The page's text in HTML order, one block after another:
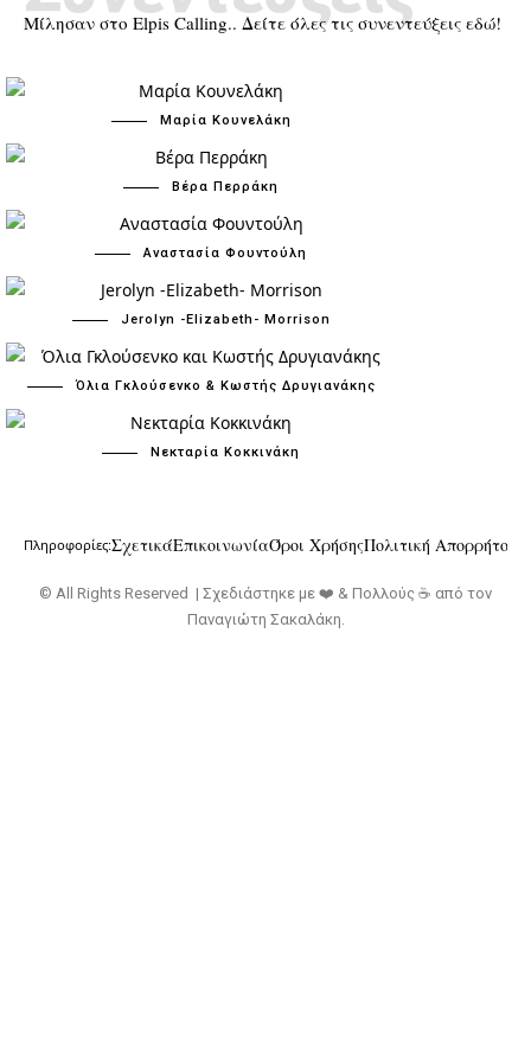
Μίλησαν στο Elpis Calling.. Δείτε όλες τις συνεντεύξεις εδώ!
Μαρία Κουνελάκη
Βέρα Περράκη
Αναστασία Φουντούλη
Jerolyn -Elizabeth- Morrison
Όλια Γκλούσενκο & Κωστής Δρυγιανάκης
Νεκταρία Κοκκινάκη
Πληροφορίες:ΣχετικάΕπικοινωνίαΌροι ΧρήσηςΠολιτική Απορρήτου
© All Rights Reserved | Σχεδιάστηκε με ❤️ & Πολλούς ☕ από τον
Παναγιώτη Σακαλάκη.